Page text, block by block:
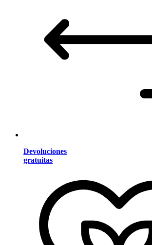
Devoluciones
gratuitas